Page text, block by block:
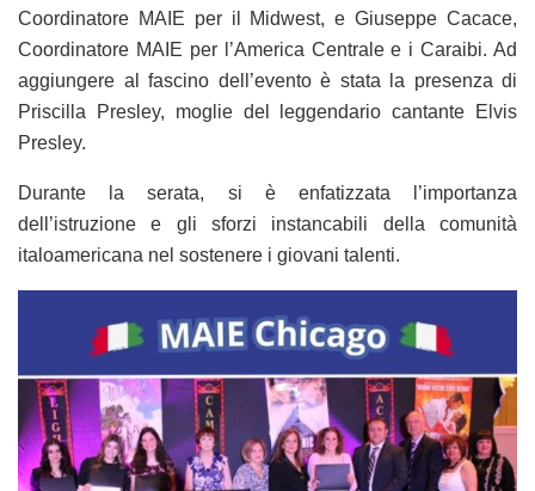
Coordinatore MAIE per il Midwest, e Giuseppe Cacace,
Coordinatore MAIE per l’America Centrale e i Caraibi. Ad
aggiungere al fascino dell’evento è stata la presenza di
Priscilla Presley, moglie del leggendario cantante Elvis
Presley.
Durante la serata, si è enfatizzata l’importanza
dell’istruzione e gli sforzi instancabili della comunità
italoamericana nel sostenere i giovani talenti.